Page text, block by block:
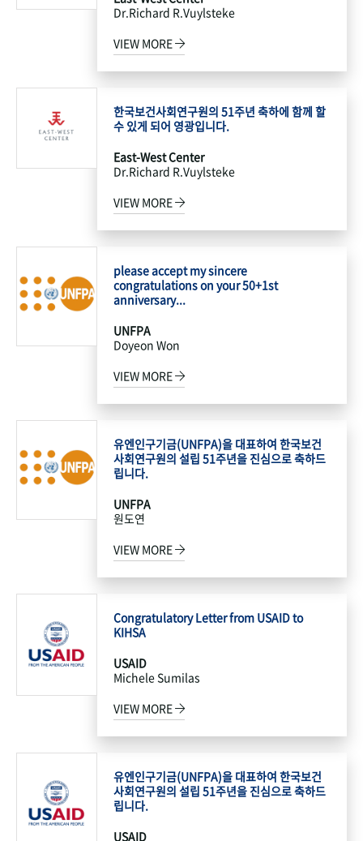
Dr.Richard R.Vuylsteke
VIEW MORE
한국보건사회연구원의 51주년 축하에 함께 할
수 있게 되어 영광입니다.
East-West Center
Dr.Richard R.Vuylsteke
VIEW MORE
please accept my sincere
congratulations on your 50+1st
anniversary...
UNFPA
Doyeon Won
VIEW MORE
유엔인구기금(UNFPA)을 대표하여 한국보건
사회연구원의 설립 51주년을 진심으로 축하드
립니다.
UNFPA
원도연
VIEW MORE
Congratulatory Letter from USAID to
KIHSA
USAID
Michele Sumilas
VIEW MORE
유엔인구기금(UNFPA)을 대표하여 한국보건
사회연구원의 설립 51주년을 진심으로 축하드
립니다.
USAID